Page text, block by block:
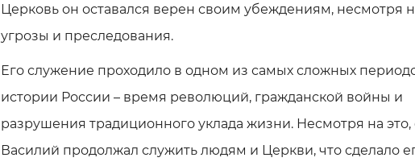
Церковь он оставался верен своим убеждениям, несмотря
угрозы и преследования.
Его служение проходило в одном из самых сложных
истории России – время революций, гражданской войны и
разрушения традиционного уклада жизни. Несмотря на это,
Василий продолжал служить людям и Церкви, что сделало